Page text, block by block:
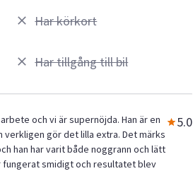
Har körkort
Har tillgång till bil
och vi är supernöjda. Han är en
gör det lilla extra. Det märks
han har varit både noggrann och lätt
fungerat smidigt och resultatet blev
5.0